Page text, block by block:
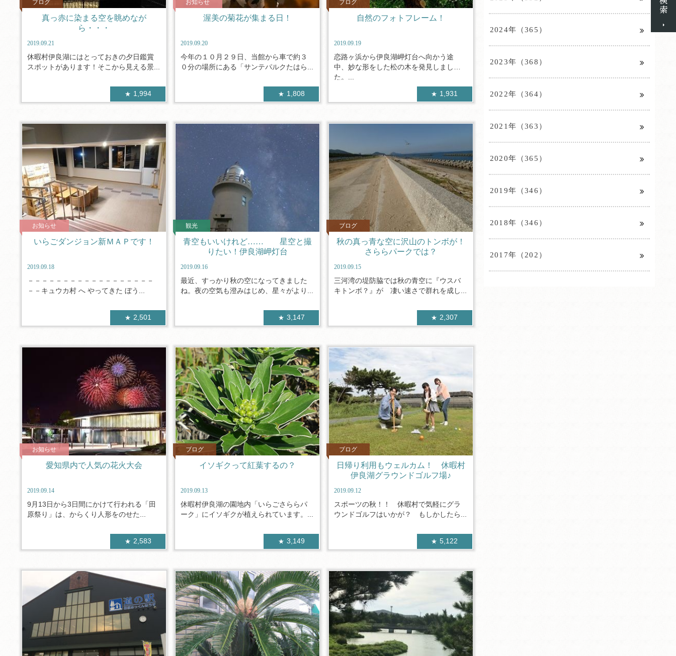
ブログ
真っ赤に染まる空を眺めなが
ら・・・
2019.09.21
休暇村伊良湖にはとっておきの夕日鑑賞
スポットがあります！そこから見える景...
1,994
お知らせ
渥美の菊花が集まる日！
2019.09.20
今年の１０月２９日、当館から車で約３
０分の場所にある「サンテパルクたはら...
1,808
ブログ
自然のフォトフレーム！
2019.09.19
恋路ヶ浜から伊良湖岬灯台へ向かう途
中、妙な形をした松の木を発見しまし
た。...
1,931
お知らせ
いらごダンジョン新ＭＡＰです！
2019.09.18
－－－－－－－－－－－－－－－－－－
－－キュウカ村 へ やってきた ぼう...
2,501
観光
青空もいいけれど…… 星空と撮
りたい！伊良湖岬灯台
2019.09.16
最近、すっかり秋の空になってきました
ね。夜の空気も澄みはじめ、星々がより...
3,147
ブログ
秋の真っ青な空に沢山のトンボが！
さららパークでは？
2019.09.15
三河湾の堤防脇では秋の青空に『ウスバ
キトンボ？』が 凄い速さで群れを成し...
2,307
お知らせ
愛知県内で人気の花火大会
2019.09.14
9月13日から3日間にかけて行われる「田
原祭り」は、からくり人形をのせた...
2,583
ブログ
イソギクって紅葉するの？
2019.09.13
休暇村伊良湖の園地内「いらごさららパ
ーク」にイソギクが植えられています。...
3,149
ブログ
日帰り利用もウェルカム！ 休暇村
伊良湖グラウンドゴルフ場♪
2019.09.12
スポーツの秋！！ 休暇村で気軽にグラ
ウンドゴルフはいかが？ もしかしたら...
5,122
2024年（365）
2023年（368）
2022年（364）
2021年（363）
2020年（365）
2019年（346）
2018年（346）
2017年（202）